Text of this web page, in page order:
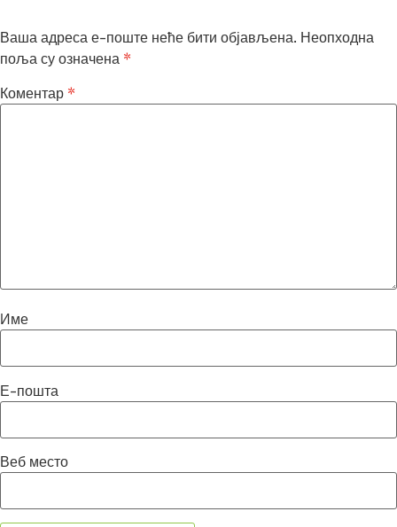
Ваша адреса е-поште неће бити објављена. Неопходна
поља су означена *
Коментар *
Име
Е-пошта
Веб место